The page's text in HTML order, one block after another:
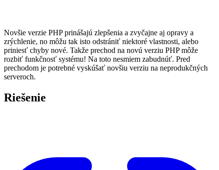
Novšie verzie PHP prinášajú zlepšenia a zvyčajne aj opravy a
zrýchlenie, no môžu tak isto odstrániť niektoré vlastnosti, alebo
priniesť chyby nové. Takže prechod na novú verziu PHP môže
rozbiť funkčnosť systému! Na toto nesmiem zabudnúť. Pred
prechodom je potrebné vyskúšať novšiu verziu na neprodukčných
serveroch.
Riešenie